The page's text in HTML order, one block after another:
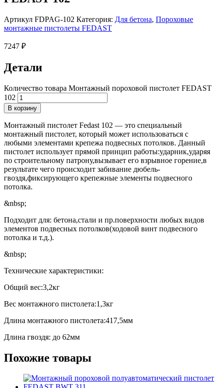
Артикул FDPAG-102 Категория: Для бетона, Пороховые
монтажные пистолеты FEDAST
7247 ₽
Детали
Количество товара Монтажный пороховой пистолет FEDAST
102
В корзину
Монтажный пистолет Fedast 102 — это специальный
монтажный пистолет, который может использоваться с
любыми элементами крепежа подвесных потолков. Данный
пистолет использует прямой принцип работы:ударник,ударяя
по строительному патрону,вызывает его взрывное горение,в
результате чего происходит забивание дюбель-
гвоздя,фиксирующего крепежные элементы подвесного
потолка.
&nbsp;
Подходит для: бетона,стали и пр.поверхности любых видов
элементов подвесных потолков(ходовой винт подвесного
потолка и т.д.).
&nbsp;
Технические характеристики:
Общий вес:3,2кг
Вес монтажного пистолета:1,3кг
Длина монтажного пистолета:417,5мм
Длина гвоздя: до 62мм
Похожие товары